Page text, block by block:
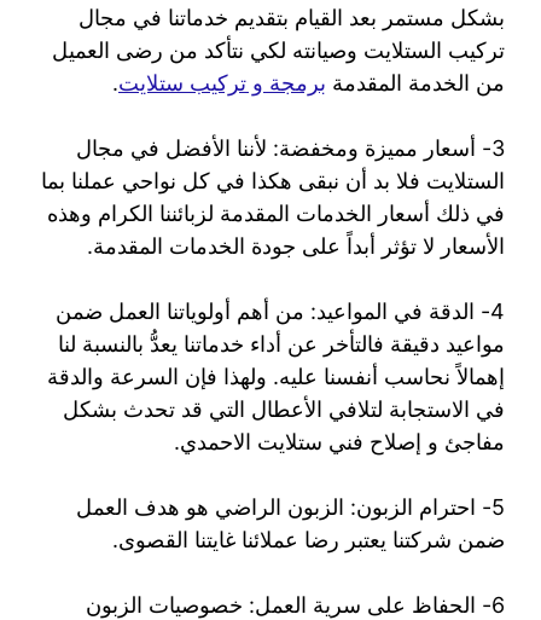
بشكل مستمر بعد القيام بتقديم خدماتنا في مجال
تركيب الستلايت وصيانته لكي نتأكد من رضى العميل
من الخدمة المقدمة برمجة و تركيب ستلايت.
3- أسعار مميزة ومخفضة: لأننا الأفضل في مجال
الستلايت فلا بد أن نبقى هكذا في كل نواحي عملنا بما
في ذلك أسعار الخدمات المقدمة لزبائننا الكرام وهذه
الأسعار لا تؤثر أبداً على جودة الخدمات المقدمة.
4- الدقة في المواعيد: من أهم أولوياتنا العمل ضمن
مواعيد دقيقة فالتأخر عن أداء خدماتنا يعدُّ بالنسبة لنا
إهمالاً نحاسب أنفسنا عليه. ولهذا فإن السرعة والدقة
في الاستجابة لتلافي الأعطال التي قد تحدث بشكل
مفاجئ و إصلاح فني ستلايت الاحمدي.
5- احترام الزبون: الزبون الراضي هو هدف العمل
ضمن شركتنا يعتبر رضا عملائنا غايتنا القصوى.
6- الحفاظ على سرية العمل: خصوصيات الزبون